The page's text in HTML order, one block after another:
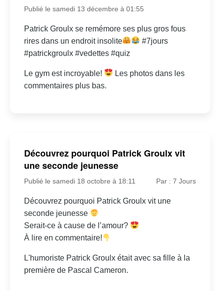
Publié le samedi 13 décembre à 01:55
Patrick Groulx se remémore ses plus gros fous
rires dans un endroit insolite
#7jours
#patrickgroulx #vedettes #quiz
Le gym est incroyable!
Les photos dans les
commentaires plus bas.
Découvrez pourquoi Patrick Groulx vit
une seconde jeunesse
Publié le samedi 18 octobre à 18:11 Par : 7 Jours
Découvrez pourquoi Patrick Groulx vit une
seconde jeunesse
Serait-ce à cause de l’amour?
À lire en commentaire!
L'humoriste Patrick Groulx était avec sa fille à la
première de Pascal Cameron.